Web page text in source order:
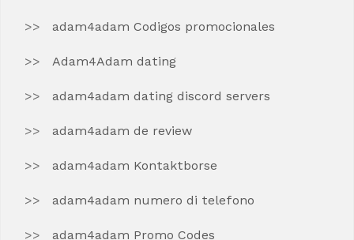
adam4adam Codigos promocionales
Adam4Adam dating
adam4adam dating discord servers
adam4adam de review
adam4adam Kontaktborse
adam4adam numero di telefono
adam4adam Promo Codes